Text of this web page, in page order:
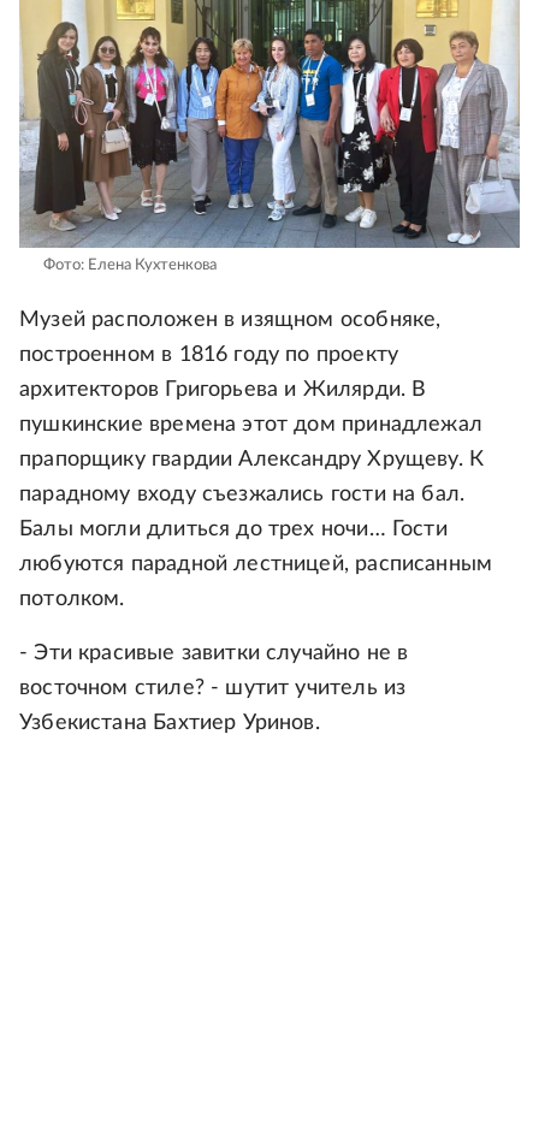
Фото: Елена Кухтенкова
Музей расположен в изящном особняке,
построенном в 1816 году по проекту
архитекторов Григорьева и Жилярди. В
пушкинские времена этот дом принадлежал
прапорщику гвардии Александру Хрущеву. К
парадному входу съезжались гости на бал.
Балы могли длиться до трех ночи… Гости
любуются парадной лестницей, расписанным
потолком.
- Эти красивые завитки случайно не в
восточном стиле? - шутит учитель из
Узбекистана Бахтиер Уринов.